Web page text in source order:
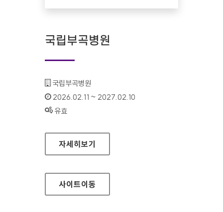
국립부곡병원
기관명 :
국립부곡병원
인증기간 :
2026.02.11 ~ 2027.02.10
상태 :
유효
국립부곡병원
자세히보기
사이트이동